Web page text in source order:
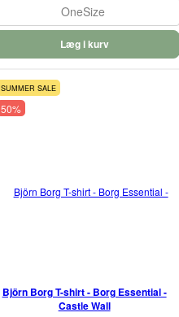
OneSize
Læg i kurv
SUMMER SALE
50%
Björn Borg T-shirt - Borg Essential -
Castle Wall